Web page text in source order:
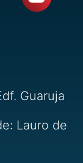
Guaruja
Lauro de